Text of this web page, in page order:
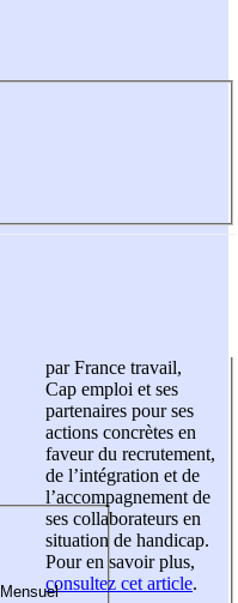
par France travail,
Cap emploi et ses
partenaires pour ses
actions concrètes en
faveur du recrutement,
de l’intégration et de
l’accompagnement de
ses collaborateurs en
situation de handicap.
Pour en savoir plus,
consultez cet article.